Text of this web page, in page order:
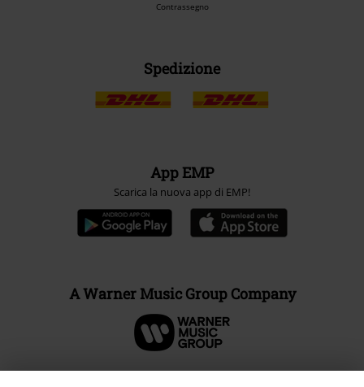
Contrassegno
Spedizione
App EMP
Scarica la nuova app di EMP!
A Warner Music Group Company